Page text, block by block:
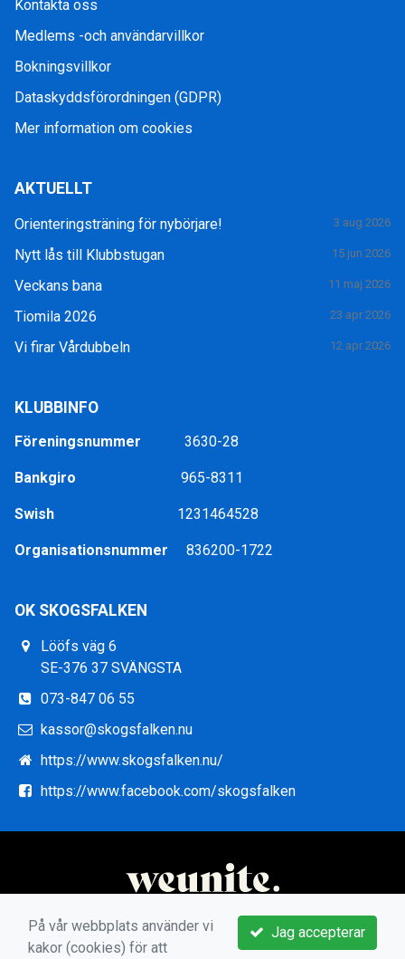
Kontakta oss
Medlems -och användarvillkor
Bokningsvillkor
Dataskyddsförordningen (GDPR)
Mer information om cookies
AKTUELLT
Orienteringsträning för nybörjare! 3 aug 2026
Nytt lås till Klubbstugan 15 jun 2026
Veckans bana 11 maj 2026
Tiomila 2026 23 apr 2026
Vi firar Vårdubbeln 12 apr 2026
KLUBBINFO
Föreningsnummer 3630-28
Bankgiro 965-8311
Swish 1231464528
Organisationsnummer 836200-1722
OK SKOGSFALKEN
Lööfs väg 6
SE-376 37 SVÄNGSTA
073-847 06 55
kassor@skogsfalken.nu
https://www.skogsfalken.nu/
https://www.facebook.com/skogsfalken
Jag accepterar
På vår webbplats använder vi
kakor (cookies) för att